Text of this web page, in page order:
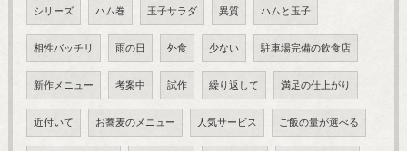
シリーズ ハム巻 玉子サラダ 異質 ハムと玉子
相性バッチリ 雨の日 外食 少ない 駐車場完備の飲食店
新作メニュー 考案中 試作 繰り返して 満足の仕上がり
近付いて お蕎麦のメニュー 人気サービス ご飯の量が選べる